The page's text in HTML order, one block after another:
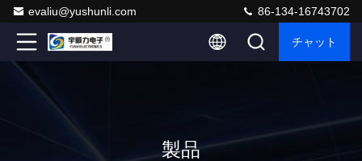
evaliu@yushunli.com 86-134-16743702
チャット
製品